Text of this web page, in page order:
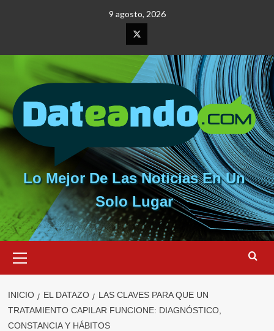
9 agosto, 2026
Elemento
del
menú
Lo Mejor De Las Noticias En Un
Solo Lugar
primario
INICIO EL DATAZO
LAS CLAVES PARA QUE UN
TRATAMIENTO CAPILAR FUNCIONE: DIAGNÓSTICO,
CONSTANCIA Y HÁBITOS